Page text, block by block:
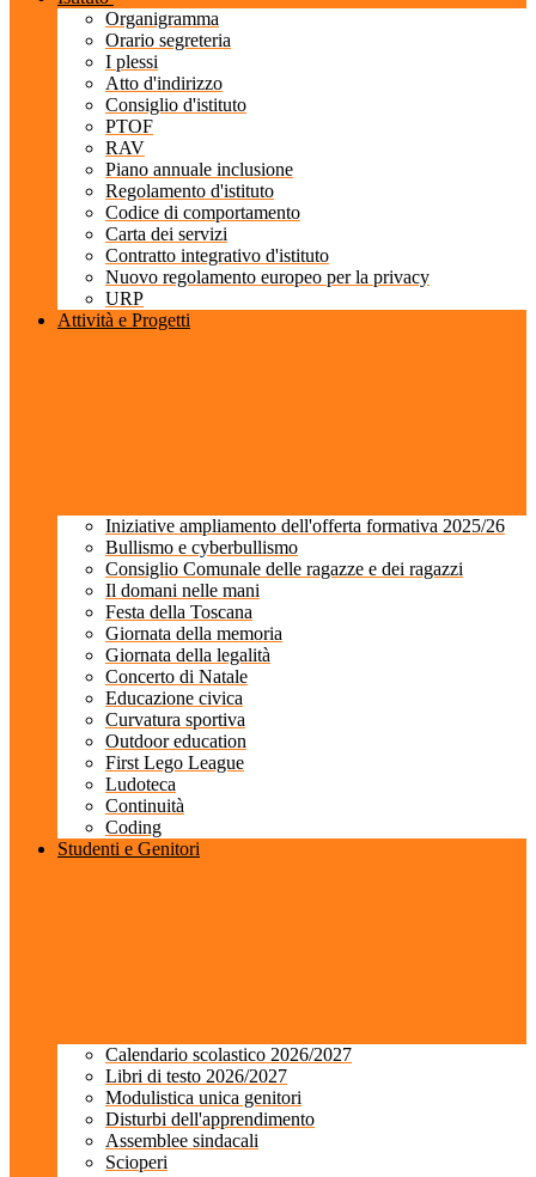
Organigramma
Orario segreteria
I plessi
Atto d'indirizzo
Consiglio d'istituto
PTOF
RAV
Piano annuale inclusione
Regolamento d'istituto
Codice di comportamento
Carta dei servizi
Contratto integrativo d'istituto
Nuovo regolamento europeo per la privacy
URP
Attività e Progetti
Iniziative ampliamento dell'offerta formativa 2025/26
Bullismo e cyberbullismo
Consiglio Comunale delle ragazze e dei ragazzi
Il domani nelle mani
Festa della Toscana
Giornata della memoria
Giornata della legalità
Concerto di Natale
Educazione civica
Curvatura sportiva
Outdoor education
First Lego League
Ludoteca
Continuità
Coding
Studenti e Genitori
Calendario scolastico 2026/2027
Libri di testo 2026/2027
Modulistica unica genitori
Disturbi dell'apprendimento
Assemblee sindacali
Scioperi